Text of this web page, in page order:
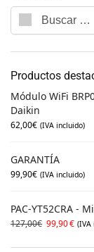
Productos
Módulo WiFi
Daikin
62,00€ (IVA incluido)
GARANTÍA
99,90€ (IVA incluido)
PAC-YT52CRA -
127,00€ 99,90€ (IVA